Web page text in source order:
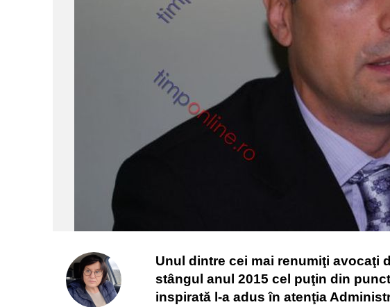
Unul dintre cei mai renumiţi avocaţi
stângul anul 2015 cel puţin din
inspirată l-a adus în atenţia